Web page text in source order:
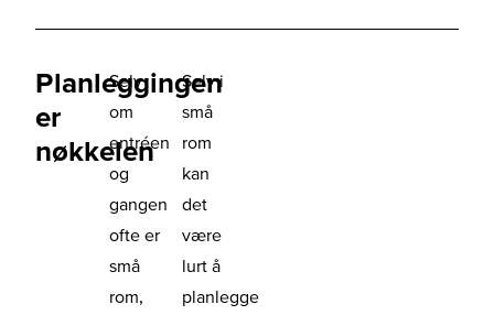
Planleggingen
er
nøkkelen
Selv
om
entréen
og
gangen
ofte er
små
rom,
Selv i
små
rom
kan
det
være
lurt å
planlegge